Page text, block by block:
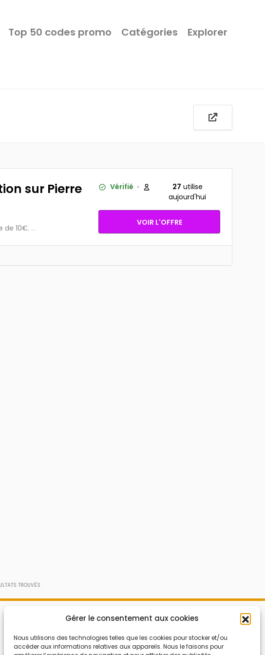
Gérer le consentement aux cookies
Nous utilisons des technologies telles que les cookies pour stocker et/ou
accéder aux informations relatives aux appareils. Nous le faisons pour
Top 50 codes promo Catégories Explorer
sur Pierre
de 10€. ...
Vérifié 27 utilise
aujourd'hui
VOIR L'OFFRE
TROUVÉS
Mes Bons
FAQ
Bonnes affaires
Code réduction